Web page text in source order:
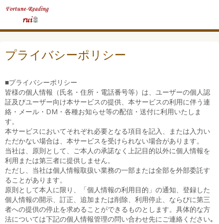
プライバシーポリシー
■プライバシーポリシー
皆様の個人情報（氏名・住所・電話番号等）は、ユーザーの個人認
証及びユーザー向け本サービスの提供、本サービスの利用に伴う連
絡・メール・DM・各種お知らせ等の配信・送付に利用いたしま
す。
本サービスにおいてそれぞれ必要となる項目を記入、または入力い
ただかない場合は、本サービスを受けられない場合があります。
当社は、原則として、ご本人の承諾なく上記目的以外に個人情報を
利用または第三者に提供しません。
ただし、当社は個人情報取扱い業務の一部または全部を外部委託す
ることがあります。
原則として本人に限り、「個人情報の利用目的」の通知、登録した
個人情報の開示、訂正、追加または削除、利用停止、ならびに第三
者への提供の停止を求めることができるものとします。具体的な方
法については下記の個人情報管理の問い合わせ先にご連絡ください｡